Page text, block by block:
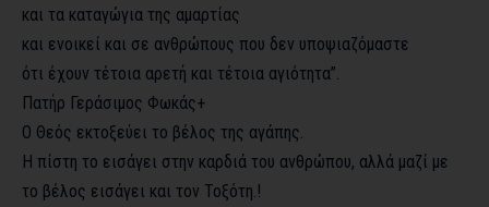
και τα καταγώγια της αμαρτίας
και ενοικεί και σε ανθρώπους που δεν υποψιαζόμαστε
ότι έχουν τέτοια αρετή και τέτοια αγιότητα”.
Πατήρ Γεράσιμος Φωκάς+
Ο Θεός εκτοξεύει το βέλος της αγάπης.
Η πίστη το εισάγει στην καρδιά του ανθρώπου, αλλά μαζί με
το βέλος εισάγει και τον Τοξότη.!